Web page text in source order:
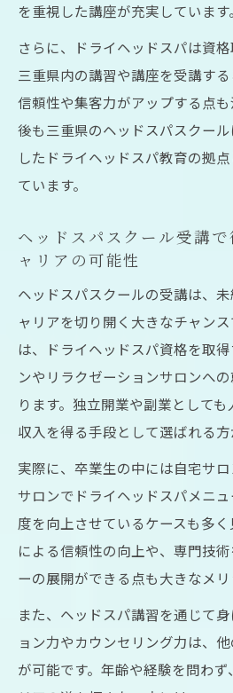
ドライヘッドスパ講
ツ
実践型カリキュラムが人気
ヘッドスパスクールの
由
ヘッドスパスクールで
ルとは
実践中心のヘッドスパ
ヘッドスパスクールが
る背景
ヘッドスパスクールで新し
く
ヘッドスパスクール卒
アパス
ドライヘッドスパ資格
能性
ヘッドスパスクールが
する理由
ヘッドスパスクールで
実現
を重視した講座が充実しています。
さらに、ドライヘッドスパは資格
三重県内の講習や講座を受講す
信頼性や集客力がアップする点
後も三重県のヘッドスパスクー
したドライヘッドスパ教育の拠
ています。
ヘッドスパスクール受講
ャリアの可能性
ヘッドスパスクールの受講は、
ャリアを切り開く大きなチャン
は、ドライヘッドスパ資格を取
ンやリラクゼーションサロンへ
ります。独立開業や副業として
収入を得る手段として選ばれる方
実際に、卒業生の中には自宅サ
サロンでドライヘッドスパメニ
度を向上させているケースも多
による信頼性の向上や、専門技
ーの展開ができる点も大きなメリ
また、ヘッドスパ講習を通じて
ョン力やカウンセリング力は、
が可能です。年齢や経験を問わ